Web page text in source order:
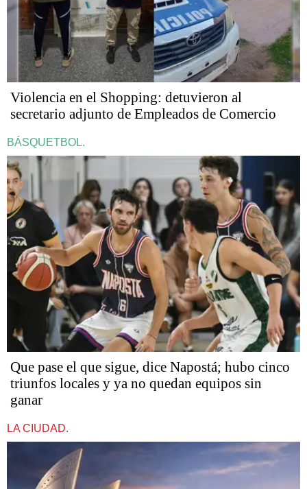
Violencia en el Shopping: detuvieron al
secretario adjunto de Empleados de Comercio
BÁSQUETBOL.
Que pase el que sigue, dice Napostá; hubo cinco
triunfos locales y ya no quedan equipos sin
ganar
LA CIUDAD.